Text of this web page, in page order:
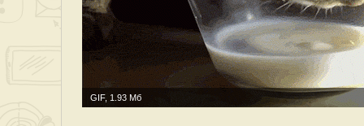
GIF, 1.93 Мб